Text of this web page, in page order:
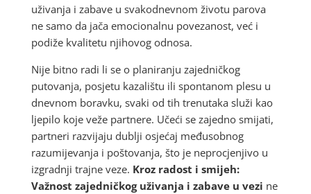
uživanja i zabave u svakodnevnom životu parova
ne samo da jača emocionalnu povezanost, već i
podiže kvalitetu njihovog odnosa.
Nije bitno radi li se o planiranju zajedničkog
putovanja, posjetu kazalištu ili spontanom plesu u
dnevnom boravku, svaki od tih trenutaka služi kao
ljepilo koje veže partnere. Učeći se zajedno smijati,
partneri razvijaju dublji osjećaj međusobnog
razumijevanja i poštovanja, što je neprocjenjivo u
izgradnji trajne veze. Kroz radost i smijeh:
Važnost zajedničkog uživanja i zabave u vezi ne